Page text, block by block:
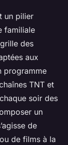
un pilier
familiale
des
aux
programme
TNT et
soir des
un
de
de films à la